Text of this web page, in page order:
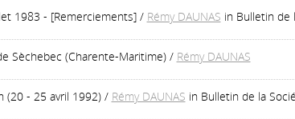
1983 - [Remerciements]/ Rémy DAUNAS in Bulletin de
Sèchebec (Charente-Maritime)/ Rémy DAUNAS
(20 - 25 avril 1992)/ Rémy DAUNAS in Bulletin de la